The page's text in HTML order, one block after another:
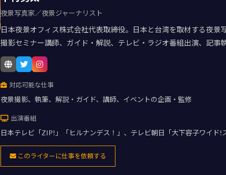
夜景写真家／夜景ジャーナリスト
日本夜景オフィス株式会社代表取締役。日本と台湾を取材する夜
撮影セミナー講師、ガイド・解説、テレビ・ラジオ番組出演、記事
対応可能な仕事
夜景撮影、執筆、解説・ガイド、講師、イベントの企画・監修
出演番組
日本テレビ「ZIP!」「ヒルナンデス！」、テレビ朝日「大下容子ワイ
このライターに仕事を依頼する